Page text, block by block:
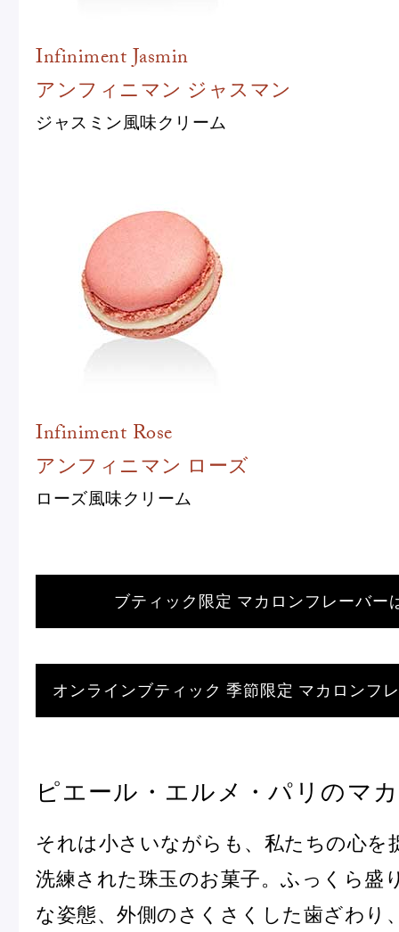
Infiniment Jasmin
アンフィニマン ジャスマン
ジャスミン風味クリーム
Infiniment Rose
アンフィニマン ローズ
ローズ風味クリーム
ブティック限定 マカロンフレーバー
オンラインブティック 季節限定 マカロンフ
ピエール・エルメ・パリのマ
それは小さいながらも、私たちの心を
洗練された珠玉のお菓子。ふっくら盛
な姿態、外側のさくさくした歯ざわり